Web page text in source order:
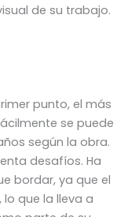
de su trabajo.
punto, el más
se puede
según la obra.
desafíos. Ha
bordar, ya que el
que la lleva a